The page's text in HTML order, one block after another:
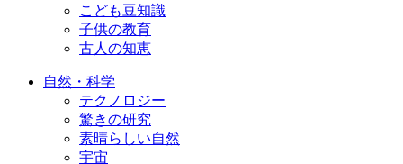
こども豆知識
子供の教育
古人の知恵
自然・科学
テクノロジー
驚きの研究
素晴らしい自然
宇宙